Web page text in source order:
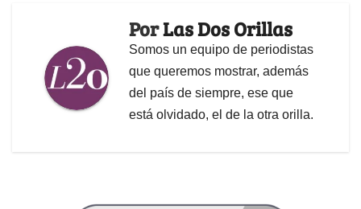
PorLas Dos Orillas
Somos un equipo de periodistas
que queremos mostrar, además
del país de siempre, ese que
está olvidado, el de la otra orilla.